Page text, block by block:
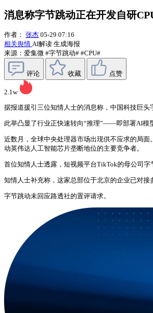
消息称字节跳动正在开发自研
作者： 张杰 05-29 07:16
相关舆情 AI解读 生成海报
来源：爱集微 #字节跳动# #CPU#
评论 收藏 点赞
2.1w
据报道援引三位知情人士的消息称，中国科技巨
此举凸显了行业正快速转向“推理”——即部署AI模
近数月，全球中央处理器市场出现供不应求的局
动英伟达人工智能芯片垄断地位的主要竞争者。
首位知情人士透露，短视频平台TikTok的母公司
知情人士补充称，这家总部位于北京的企业已对
字节跳动未回应路透社的置评请求。